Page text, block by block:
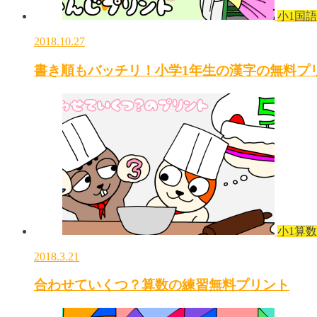
小1国語
2018.10.27
書き順もバッチリ！小学1年生の漢字の無料プ
小1算数
2018.3.21
合わせていくつ？算数の練習無料プリント